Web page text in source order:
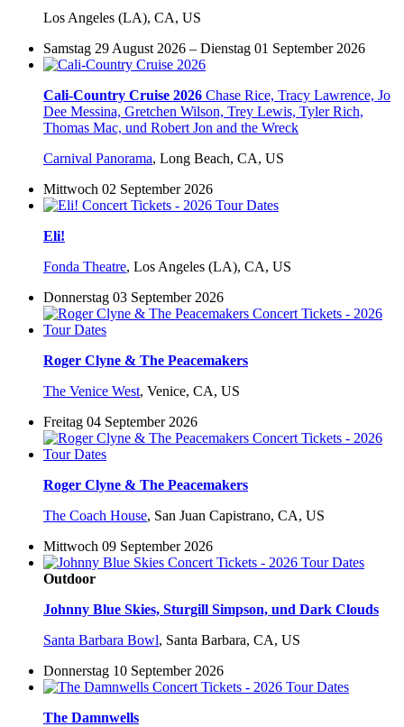
Los Angeles (LA), CA, US
Samstag 29 August 2026 – Dienstag 01 September 2026
Cali-Country Cruise 2026 Chase Rice, Tracy Lawrence, Jo
Dee Messina, Gretchen Wilson, Trey Lewis, Tyler Rich,
Thomas Mac, und Robert Jon and the Wreck
Carnival Panorama, Long Beach, CA, US
Mittwoch 02 September 2026
Eli!
Fonda Theatre, Los Angeles (LA), CA, US
Donnerstag 03 September 2026
Roger Clyne & The Peacemakers
The Venice West, Venice, CA, US
Freitag 04 September 2026
Roger Clyne & The Peacemakers
The Coach House, San Juan Capistrano, CA, US
Mittwoch 09 September 2026
Outdoor
Johnny Blue Skies, Sturgill Simpson, und Dark Clouds
Santa Barbara Bowl, Santa Barbara, CA, US
Donnerstag 10 September 2026
The Damnwells